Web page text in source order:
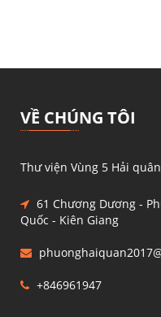
VỀ CHÚNG TÔI
Thư viện Vùng 5 Hải quân
61 Chương Dương -
Quốc - Kiên Giang
+846961947